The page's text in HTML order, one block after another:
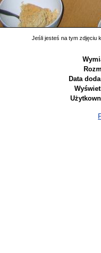
Jeśli jesteś na tym zdjęciu
Data